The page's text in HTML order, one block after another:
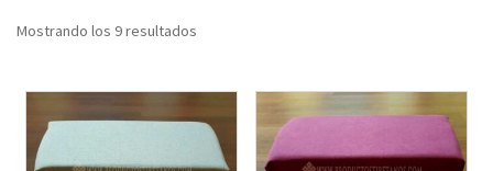
Mostrando los 9 resultados